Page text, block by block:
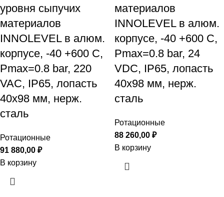
уровня сыпучих
материалов
INNOLEVEL в алюм.
корпусе, -40 +600 С,
Рmax=0.8 bar, 220
VAC, IP65, лопасть
40х98 мм, нерж.
сталь
Ротационные
91 880,00 ₽
В корзину
материалов
INNOLEVEL в алюм.
корпусе, -40 +600 С,
Рmax=0.8 bar, 24
VDC, IP65, лопасть
40х98 мм, нерж.
сталь
Ротационные
88 260,00 ₽
В корзину